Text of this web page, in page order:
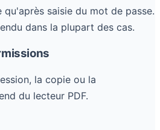
saisie du mot de passe.
dans la plupart des cas.
la copie ou la
du lecteur PDF.